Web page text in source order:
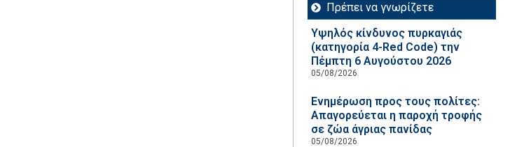
Πρέπει να γνωρίζετε
Υψηλός κίνδυνος πυρκαγιάς
(κατηγορία 4-Red Code) την
Πέμπτη 6 Αυγούστου 2026
05/08/2026
Ενημέρωση προς τους πολίτες:
Απαγορεύεται η παροχή τροφής
σε ζώα άγριας πανίδας
05/08/2026